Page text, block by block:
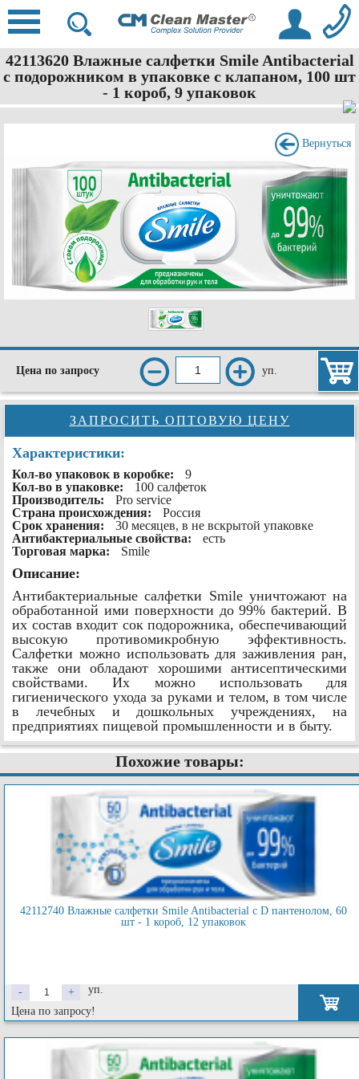
42113620 Влажные салфетки Smile Antibacterial
с подорожником в упаковке с клапаном, 100 шт
- 1 короб, 9 упаковок
Вернуться
Цена по запросу уп.
ЗАПРОСИТЬ ОПТОВУЮ ЦЕНУ
Характеристики:
Кол-во упаковок в коробке:
9
Кол-во в упаковке:
100 салфеток
Производитель:
Pro service
Страна происхождения:
Россия
Срок хранения:
30 месяцев, в не вскрытой упаковке
Антибактериальные свойства:
есть
Торговая марка:
Smile
Описание:
Антибактериальные салфетки Smile уничтожают на
обработанной ими поверхности до 99% бактерий. В
их состав входит сок подорожника, обеспечивающий
высокую противомикробную эффективность.
Салфетки можно использовать для заживления ран,
также они обладают хорошими антисептическими
свойствами. Их можно использовать для
гигиенического ухода за руками и телом, в том числе
в лечебных и дошкольных учреждениях, на
предприятиях пищевой промышленности и в быту.
Похожие товары:
42112740 Влажные салфетки Smile Antibacterial с D пантенолом, 60
шт - 1 короб, 12 упаковок
- +
уп.
Цена по запросу!